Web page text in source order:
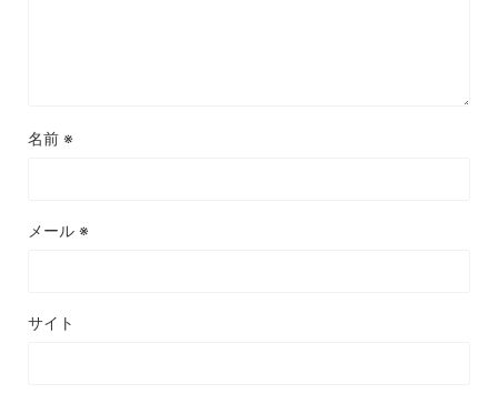
名前 ※
メール ※
サイト